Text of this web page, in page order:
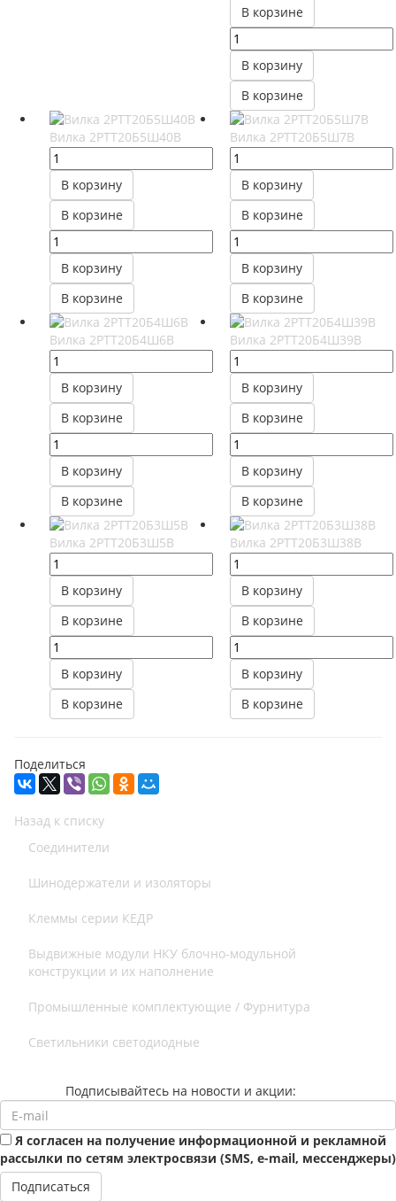
В корзине
В корзину
В корзине
Вилка 2РТТ20Б5Ш40В
В корзину
В корзине
В корзину
В корзине
Вилка 2РТТ20Б5Ш7В
В корзину
В корзине
В корзину
В корзине
Вилка 2РТТ20Б4Ш6В
В корзину
В корзине
В корзину
В корзине
Вилка 2РТТ20Б4Ш39В
В корзину
В корзине
В корзину
В корзине
Вилка 2РТТ20Б3Ш5В
В корзину
В корзине
В корзину
В корзине
Вилка 2РТТ20Б3Ш38В
В корзину
В корзине
В корзину
В корзине
Поделиться
Назад к списку
Соединители
Шинодержатели и изоляторы
Клеммы серии КЕДР
Выдвижные модули НКУ блочно-модульной
конструкции и их наполнение
Промышленные комплектующие / Фурнитура
Светильники светодиодные
Подписывайтесь на новости и акции:
Я согласен на получение информационной и рекламной
рассылки по сетям электросвязи (SMS, e-mail, мессенджеры)